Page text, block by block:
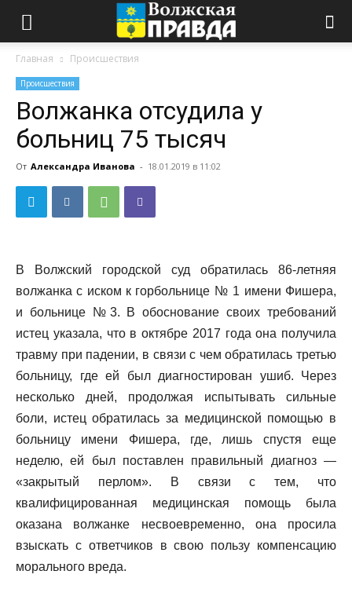
Главная Происшествия
Происшествия
Волжанка отсудила у
больниц 75 тысяч
От Александра Иванова - 18.01.2019 в 11:02
В Волжский городской суд обратилась 86-летняя
волжанка с иском к горбольнице № 1 имени Фишера,
и больнице №3. В обоснование своих требований
истец указала, что в октябре 2017 года она получила
травму при падении, в связи с чем обратилась третью
больницу, где ей был диагностирован ушиб. Через
несколько дней, продолжая испытывать сильные
боли, истец обратилась за медицинской помощью в
больницу имени Фишера, где, лишь спустя еще
неделю, ей был поставлен правильный диагноз —
«закрытый перлом». В связи с тем, что
квалифицированная медицинская помощь была
оказана волжанке несвоевременно, она просила
взыскать с ответчиков в свою пользу компенсацию
морального вреда.